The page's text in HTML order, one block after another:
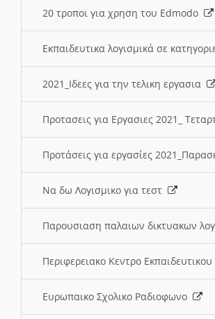
20 τροποι για χρηση του Edmodo
Εκπαιδευτικα λογισμικά σε
2021_Ιδεες για την τελικη εργασια
Προτασεις για Εργασιες 2021_
Προτάσεις για εργασίες
Να δω Λογισμικο για τεστ
Παρουσιαση παλαιων δικτυακων
Περιφερειακο Κεντρο
Ευρωπαικο Σχολικο Ραδιοφωνο